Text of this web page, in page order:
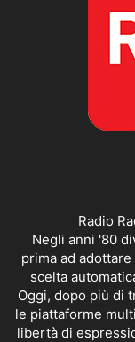
Radio
Negli anni '80
prima ad
scelta
Oggi, dopo più di
le piattaforme
libertà di